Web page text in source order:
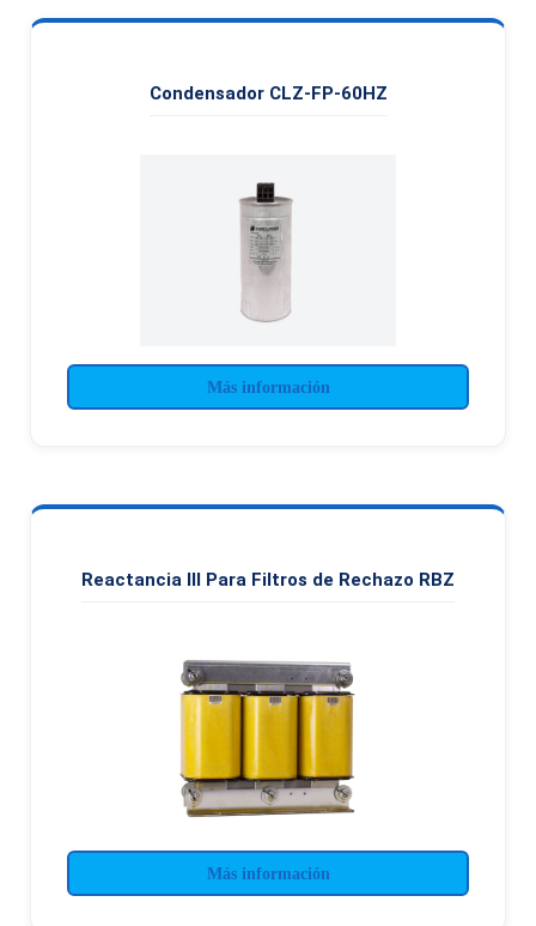
Condensador CLZ-FP-60HZ
Más información
Reactancia III Para Filtros de Rechazo RBZ
Más información